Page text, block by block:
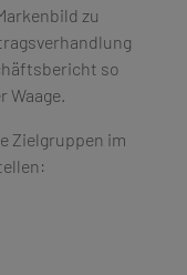
zu
so
Waage.
Zielgruppen im